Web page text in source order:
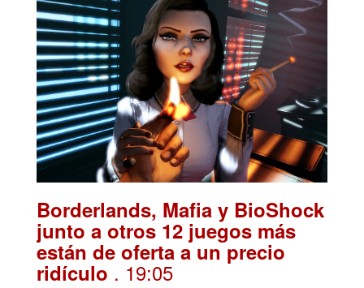
Borderlands, Mafia y BioShock
junto a otros 12 juegos más
están de oferta a un precio
ridículo . 19:05